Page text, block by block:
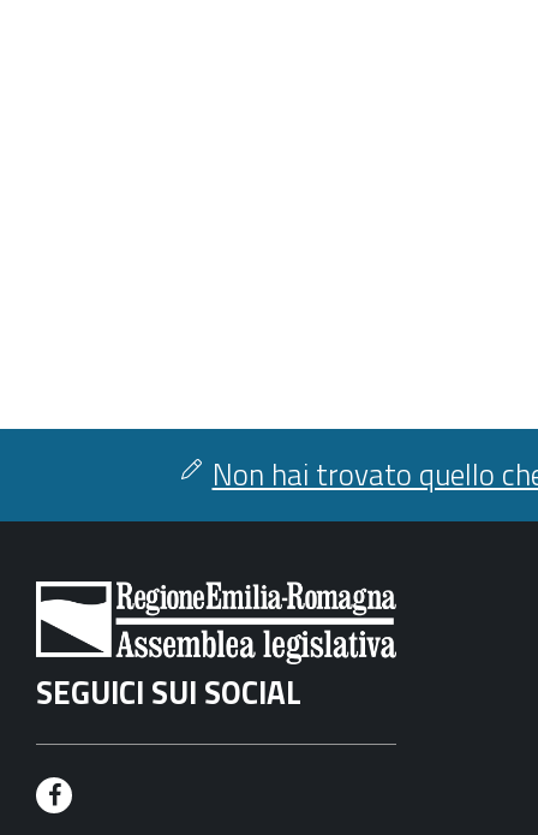
Non hai trovato quello
SEGUICI SUI SOCIAL
F